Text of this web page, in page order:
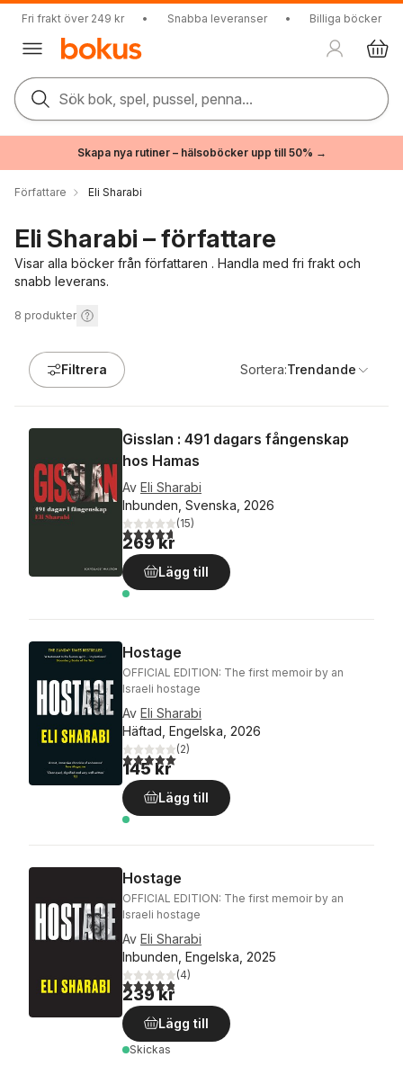
Fri frakt över 249 kr • Snabba leveranser • Billiga böcker
Sök bok, spel, pussel, penna...
Skapa nya rutiner – hälsoböcker upp till 50% →
Författare Eli Sharabi
Eli Sharabi – författare
Visar alla böcker från författaren . Handla med fri frakt och
snabb leverans.
8 produkter
Filtrera Sortera:Trendande
Gisslan : 491 dagars fångenskap
hos Hamas
Av Eli Sharabi
Inbunden, Svenska, 2026
4,7utav 5 stjärnor. Totalt antal röster:
(15)
269 kr
Lägg till
Hostage
OFFICIAL EDITION: The first memoir by an
Israeli hostage
Av Eli Sharabi
Häftad, Engelska, 2026
5,0utav 5 stjärnor. Totalt antal röster:
(2)
145 kr
Lägg till
Hostage
OFFICIAL EDITION: The first memoir by an
Israeli hostage
Av Eli Sharabi
Inbunden, Engelska, 2025
4,8utav 5 stjärnor. Totalt antal röster:
(4)
239 kr
Lägg till
Skickas